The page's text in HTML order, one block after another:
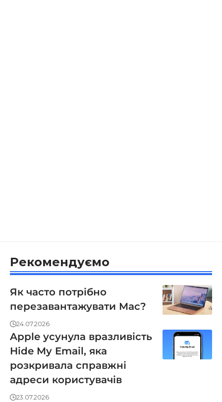
Рекомендуємо
Як часто потрібно
перезавантажувати Mac?
24.07.2026
Apple усунула вразливість
Hide My Email, яка
розкривала справжні
адреси користувачів
23.07.2026